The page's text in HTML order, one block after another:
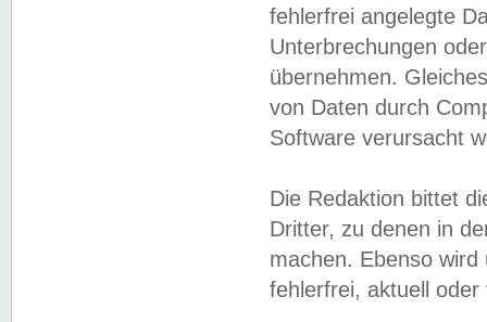
fehlerfrei angelegte
Unterbrechungen
übernehmen.
von Daten durch
Software verursacht
Die Redaktion bittet
Dritter, zu denen in
machen. Ebenso
fehlerfrei, aktuell oder